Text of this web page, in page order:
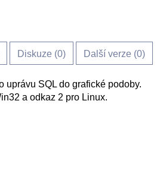
Diskuze (0) Další verze (0)
uprávu SQL do grafické podoby.
a odkaz 2 pro Linux.